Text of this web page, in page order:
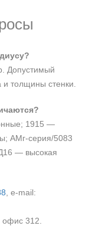
Допустимый
и толщины стенки.
1915 —
АМг‑серия/5083
— высокая
, e‑mail:
офис 312.